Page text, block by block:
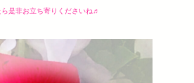
ら是非お立ち寄りくださいね♬